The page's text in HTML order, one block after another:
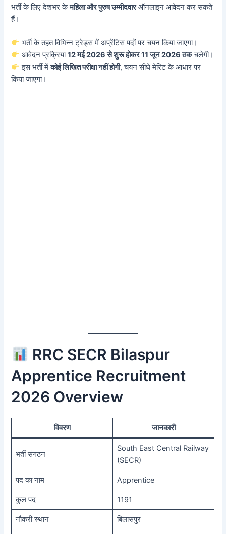
भर्ती के लिए देशभर केमहिला और पुरुष उम्मीदवारऑनलाइन आवेदन कर सकते
हैं।
भर्ती के तहत विभिन्न ट्रेड्स में अप्रेंटिस पदों पर चयन किया जाएगा।
आवेदन प्रक्रिया12 मई 2026 से शुरू होकर 11 जून 2026 तकचलेगी।
इस भर्ती मेंकोई लिखित परीक्षा नहीं होगी, चयन सीधे मेरिट के आधार पर
किया जाएगा।
RRC SECR Bilaspur
Apprentice Recruitment
2026 Overview
विवरण जानकारी
भर्ती संगठन
South East Central Railway
(SECR)
पद का नाम Apprentice
कुल पद 1191
नौकरी स्थान बिलासपुर